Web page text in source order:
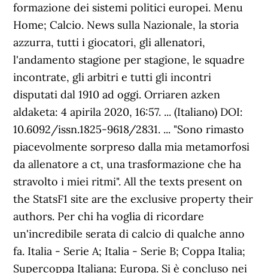
formazione dei sistemi politici europei. Menu
Home; Calcio. News sulla Nazionale, la storia
azzurra, tutti i giocatori, gli allenatori,
l'andamento stagione per stagione, le squadre
incontrate, gli arbitri e tutti gli incontri
disputati dal 1910 ad oggi. Orriaren azken
aldaketa: 4 apirila 2020, 16:57. ... (Italiano) DOI:
10.6092/issn.1825-9618/2831. ... "Sono rimasto
piacevolmente sorpreso dalla mia metamorfosi
da allenatore a ct, una trasformazione che ha
stravolto i miei ritmi". All the texts present on
the StatsF1 site are the exclusive property their
authors. Per chi ha voglia di ricordare
un'incredibile serata di calcio di qualche anno
fa. Italia - Serie A; Italia - Serie B; Coppa Italia;
Supercoppa Italiana; Europa. Si è concluso nei